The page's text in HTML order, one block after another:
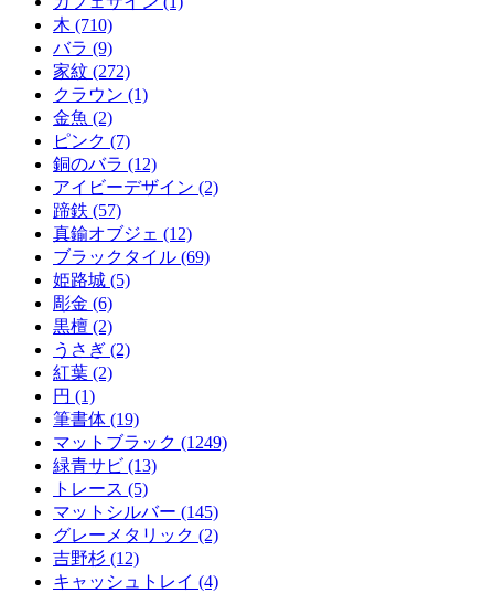
木 (710)
バラ (9)
家紋 (272)
クラウン (1)
金魚 (2)
ピンク (7)
銅のバラ (12)
アイビーデザイン (2)
蹄鉄 (57)
真鍮オブジェ (12)
ブラックタイル (69)
姫路城 (5)
彫金 (6)
黒檀 (2)
うさぎ (2)
紅葉 (2)
円 (1)
筆書体 (19)
マットブラック (1249)
緑青サビ (13)
トレース (5)
マットシルバー (145)
グレーメタリック (2)
吉野杉 (12)
キャッシュトレイ (4)